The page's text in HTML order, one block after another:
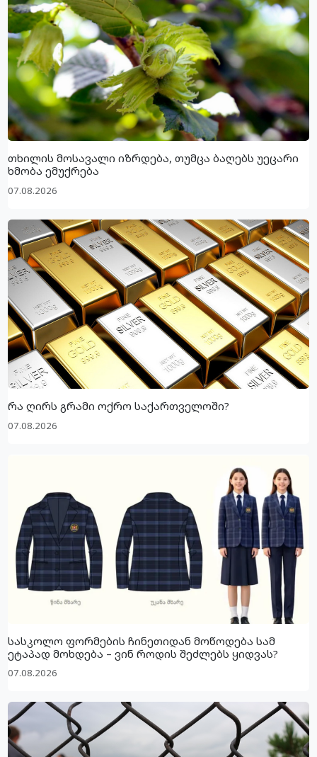
თხილის მოსავალი იზრდება, თუმცა ბაღებს უეცარი
ხმობა ემუქრება
07.08.2026
რა ღირს გრამი ოქრო საქართველოში?
07.08.2026
სასკოლო ფორმების ჩინეთიდან მოწოდება სამ
ეტაპად მოხდება – ვინ როდის შეძლებს ყიდვას?
07.08.2026